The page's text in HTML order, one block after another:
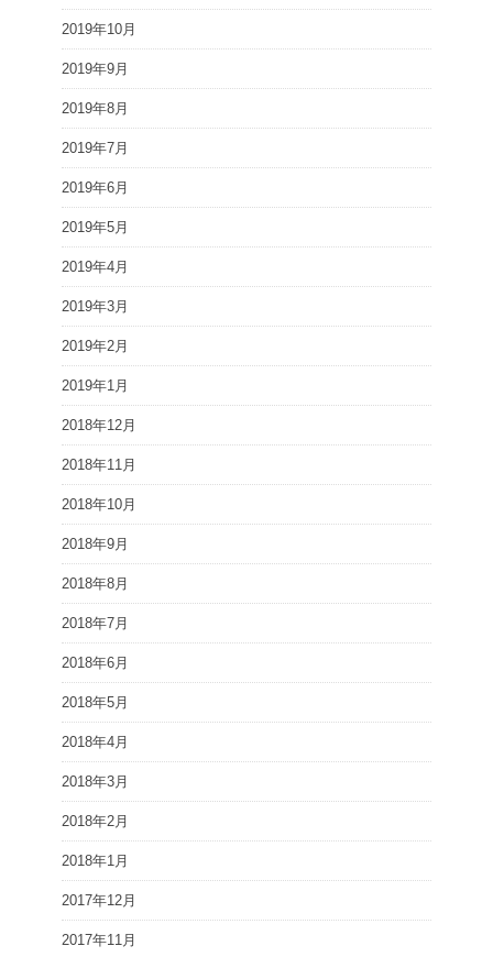
2019年10月
2019年9月
2019年8月
2019年7月
2019年6月
2019年5月
2019年4月
2019年3月
2019年2月
2019年1月
2018年12月
2018年11月
2018年10月
2018年9月
2018年8月
2018年7月
2018年6月
2018年5月
2018年4月
2018年3月
2018年2月
2018年1月
2017年12月
2017年11月